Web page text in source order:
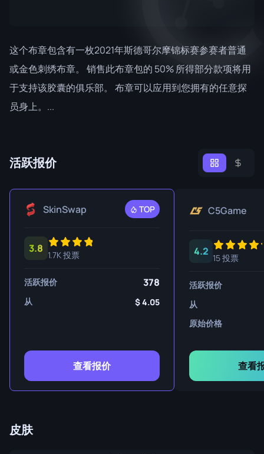
这个布章包含有一枚2021年斯德哥尔摩锦标赛参赛者普通
或金色刺绣布章。 销售此布章包的 50% 所得部分款项将用
于支持该胶囊的俱乐部。 布章可以应用到您拥有的任意探
员身上。...
活跃报价
SkinSwap TOP
3.8
1.7K 投票
活跃报价 378
从 4.05
查看报价
C5Game
4.2
15 投票
活跃报价
从
原始价格
查看
皮肤